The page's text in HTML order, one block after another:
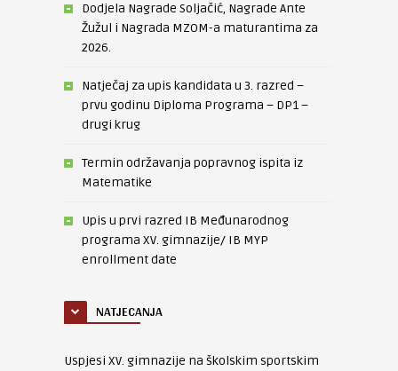
Dodjela Nagrade Soljačić, Nagrade Ante
Žužul i Nagrada MZOM-a maturantima za
2026.
Natječaj za upis kandidata u 3. razred –
prvu godinu Diploma Programa – DP1 –
drugi krug
Termin održavanja popravnog ispita iz
Matematike
Upis u prvi razred IB Međunarodnog
programa XV. gimnazije/ IB MYP
enrollment date
NATJECANJA
Uspjesi XV. gimnazije na školskim sportskim